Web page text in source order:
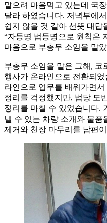
맡으려 마음먹고 있는데 국
달라 하였습니다. 저녁부에
쉽지 않을 것 같아 선뜻 대답
“자등명 법등명으로 원칙은
마음으로 부총무 소임을 맡
부총무 소임을 맡은 그해, 코
행사가 온라인으로 전환되
라인으로 업무를 배워가면
정리를 걱정했지만, 법당 도
정리를 마칠 수 있었습니다.
낼 수 있는 차량 소개와 물
제거와 천장 마무리를 남편